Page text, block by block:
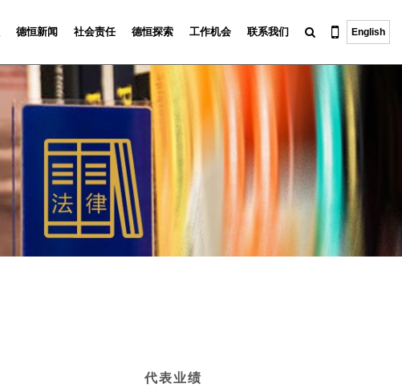
德恒新闻 社会责任 德恒探索 工作机会 联系我们 English
代表业绩